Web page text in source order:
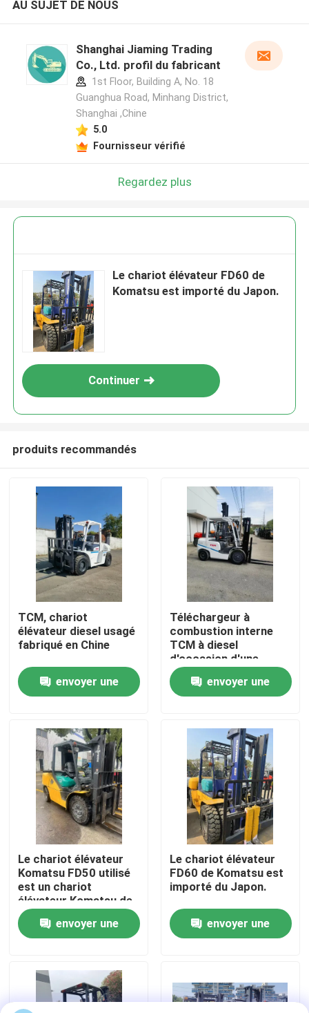
À la maison
Produits
Vidéos
À propos de nous
Visite de l'usine
Contrôle de la qualité
Nous contacter
Demandez un devis
Machines de construction utilisées
AU SUJET DE NOUS
Shanghai Jiaming Trading
Co., Ltd. profil du fabricant
1st Floor, Building A, No. 18
Guanghua Road, Minhang District,
Shanghai ,Chine
5.0
Fournisseur vérifié
Regardez plus
Le chariot élévateur FD60 de
Komatsu est importé du Japon.
Continuer
produits recommandés
TCM, chariot
élévateur diesel usagé
fabriqué en Chine
envoyer une
Téléchargeur à
combustion interne
TCM à diesel
d'occasion d'une
capacité de 3 tonnes
envoyer une
Le chariot élévateur
Komatsu FD50 utilisé
est un chariot
élévateur Komatsu de
haute qualité en
provenance de Chine
envoyer une
Le chariot élévateur
FD60 de Komatsu est
importé du Japon.
envoyer une